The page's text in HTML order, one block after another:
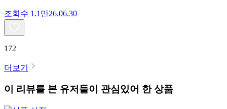
조회수 1.1만26.06.30
172
더보기
이 리뷰를 본 유저들이 관심있어 한 상품